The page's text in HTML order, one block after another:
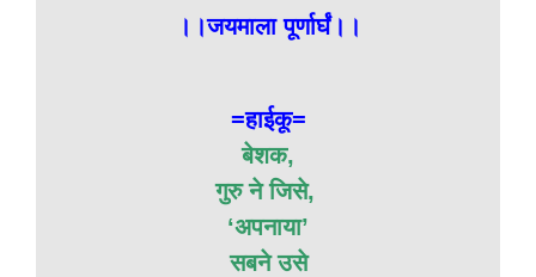
।।जयमाला पूर्णार्घं।।
=हाईकू=
बेशक,
गुरु ने जिसे,
‘अपनाया’
सबने उसे